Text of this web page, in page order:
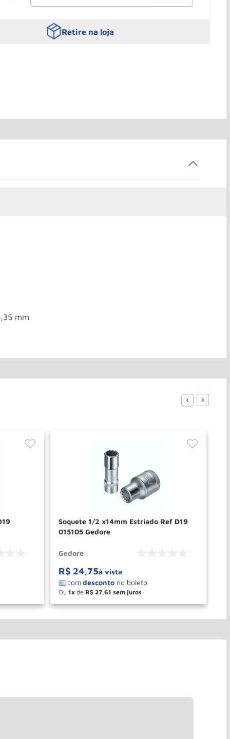
Retire na loja
mm
Soquete 1/2 x14mm Estriado Ref D19
015105 Gedore
Gedore
R$ 24,75à vista
Ou 1 de R$ 27 61
＋
－ COMPRAR